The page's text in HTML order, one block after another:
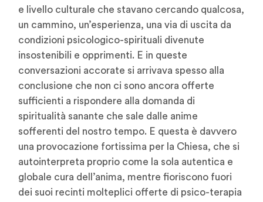
e livello culturale che stavano cercando qualcosa,
un cammino, un’esperienza, una via di uscita da
condizioni psicologico-spirituali divenute
insostenibili e opprimenti. E in queste
conversazioni accorate si arrivava spesso alla
conclusione che non ci sono ancora offerte
sufficienti a rispondere alla domanda di
spiritualità sanante che sale dalle anime
sofferenti del nostro tempo. E questa è davvero
una provocazione fortissima per la Chiesa, che si
autointerpreta proprio come la sola autentica e
globale cura dell’anima, mentre fioriscono fuori
dei suoi recinti molteplici offerte di psico-terapia